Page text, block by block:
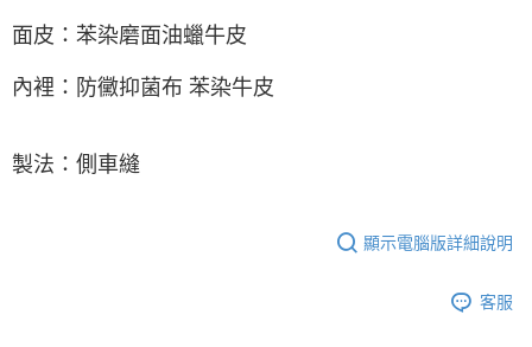
面皮： 苯染磨面油蠟牛皮
內裡：防黴抑菌布 苯染牛皮
製法：側車縫
顯示電腦版詳細說明
客服